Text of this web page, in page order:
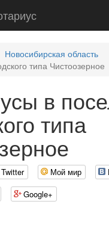
Новосибирская область
типа Чистоозерное
в
типа
Twitter Мой мир
Google+